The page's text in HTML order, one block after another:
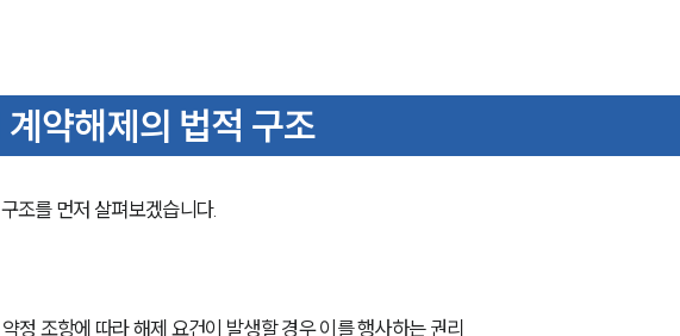
약해제의 법적 구조
조를 먼저 살펴보겠습니다.
정 조항에 따라 해제 요건이 발생할 경우 이를 행사하는 권리